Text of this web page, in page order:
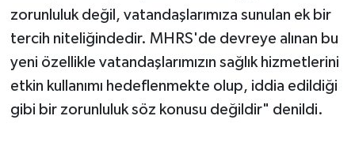
zorunluluk değil, vatandaşlarımıza sunulan ek bir
tercih niteliğindedir. MHRS'de devreye alınan bu
yeni özellikle vatandaşlarımızın sağlık hizmetlerini
etkin kullanımı hedeflenmekte olup, iddia edildiği
gibi bir zorunluluk söz konusu değildir" denildi.